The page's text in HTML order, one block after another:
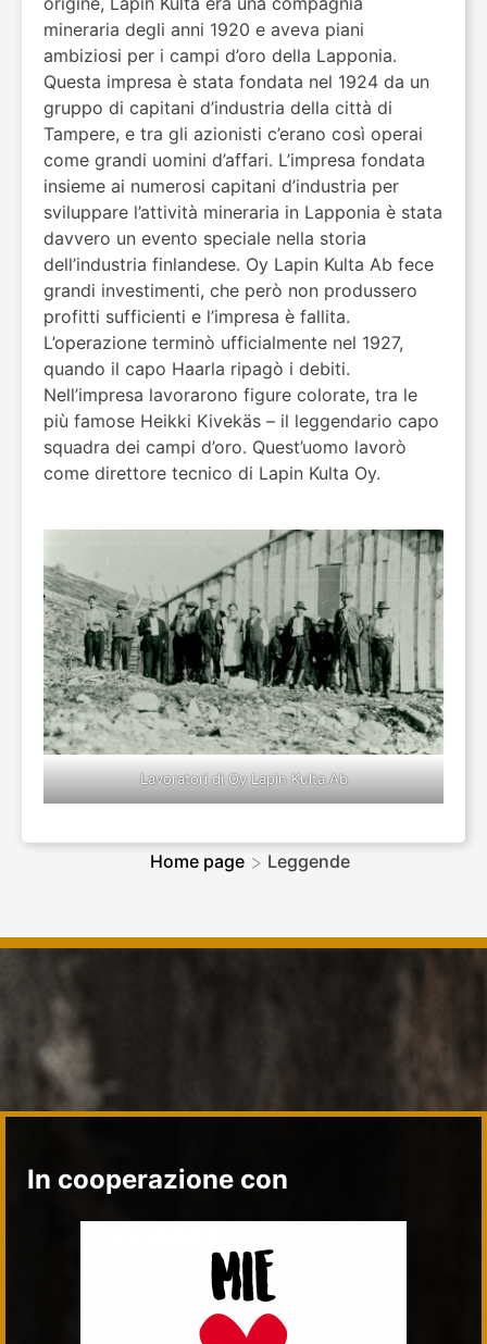
mineraria degli anni 1920 e aveva piani
ambiziosi per i campi d’oro della Lapponia.
Questa impresa è stata fondata nel 1924 da un
gruppo di capitani d’industria della città di
Tampere, e tra gli azionisti c’erano così operai
come grandi uomini d’affari. L’impresa fondata
insieme ai numerosi capitani d’industria per
sviluppare l’attività mineraria in Lapponia è stata
davvero un evento speciale nella storia
dell’industria finlandese. Oy Lapin Kulta Ab fece
grandi investimenti, che però non produssero
profitti sufficienti e l’impresa è fallita.
L’operazione terminò ufficialmente nel 1927,
quando il capo Haarla ripagò i debiti.
Nell’impresa lavorarono figure colorate, tra le
più famose Heikki Kivekäs – il leggendario capo
squadra dei campi d’oro. Quest’uomo lavorò
come direttore tecnico di Lapin Kulta Oy.
Lavoratori di Oy Lapin Kulta Ab
Home page > Leggende
In cooperazione con